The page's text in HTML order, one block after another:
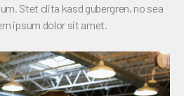
Stet clita kasd gubergren, no sea
ipsum dolor sit amet.